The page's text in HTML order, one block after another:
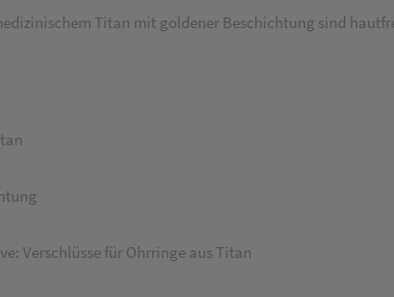
Titan mit goldener Beschichtung sind
Verschlüsse für Ohrringe aus Titan